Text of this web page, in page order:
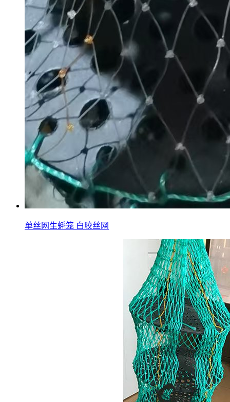
单丝网生蚝笼 白胶丝网